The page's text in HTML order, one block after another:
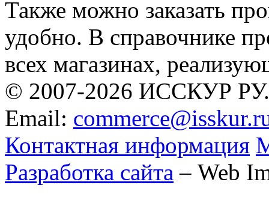
Также можно заказать
удобно. В справочнике
всех магазинах,
© 2007-2026 ИССКУР РУ.
Email:
Контактная информация
Разработка сайта – Web